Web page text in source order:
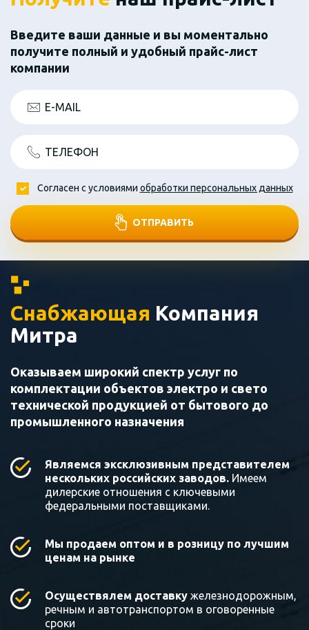
Введите ваши данные и вы моментально
получите полный и удобный прайс-лист
компании
E-MAIL
ТЕЛЕФОН
ОТПРАВИТЬ
Согласен с условиями обработки персональных данных
Снабжающая Компания
Митра
Оказываем широкий спектр услуг по
комплектации объектов электро и свето
технической продукцией от бытового до
промышленного назначения
Являемся эксклюзивным представителем
нескольких российских заводов. Имеем
дилерские отношения с ключевыми
федеральными поставщиками.
Мы продаем оптом и в розницу по лучшим
ценам на рынке
Осуществялем доставку железнодорожным,
речным и автотранспортом в оговоренные
сроки